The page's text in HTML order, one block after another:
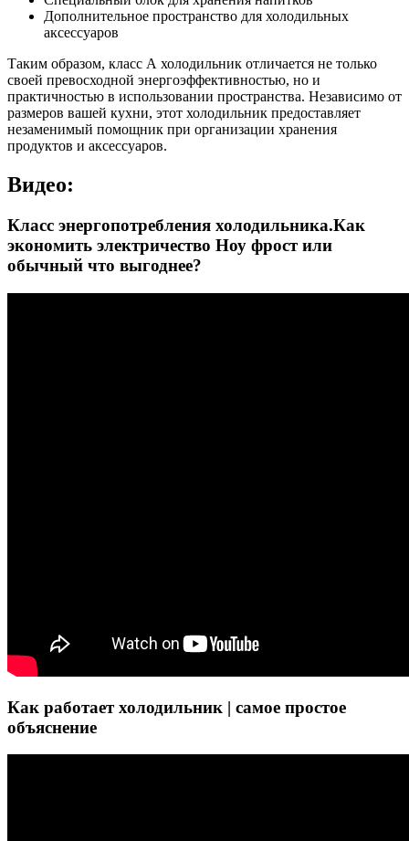
Дополнительное пространство для холодильных
аксессуаров
Таким образом, класс А холодильник отличается не только
своей превосходной энергоэффективностью, но и
практичностью в использовании пространства. Независимо от
размеров вашей кухни, этот холодильник предоставляет
незаменимый помощник при организации хранения
продуктов и аксессуаров.
Видео:
Класс энергопотребления холодильника.Как
экономить электричество Ноу фрост или
обычный что выгоднее?
Как работает холодильник | самое простое
объяснение